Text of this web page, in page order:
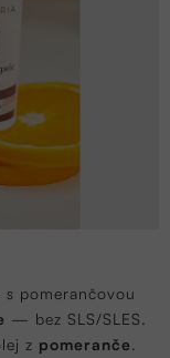
s pomerančovou
— bez SLS/SLES.
z pomeranče.